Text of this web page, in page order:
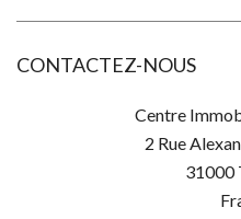
CONTACTEZ-NOUS
Centre
2 Rue
31000